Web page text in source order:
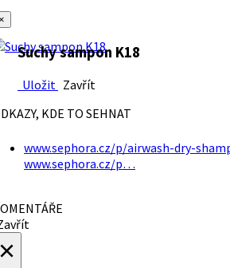
Suchy sampon K18
Uložit Zavřít
KDE TO SEHNAT
www.sephora.cz/p/airwash-dry-
www.sephora.cz/p…